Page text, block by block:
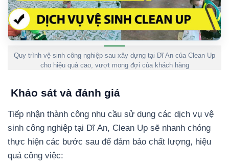
Quy trình vệ sinh công nghiệp sau xây dựng tại Dĩ An của Clean Up
cho hiệu quả cao, vượt mong đợi của khách hàng
Khảo sát và đánh giá
Tiếp nhận thành công nhu cầu sử dụng các dịch vụ vệ
sinh công nghiệp tại Dĩ An, Clean Up sẽ nhanh chóng
thực hiện các bước sau để đảm bảo chất lượng, hiệu
quả công việc: